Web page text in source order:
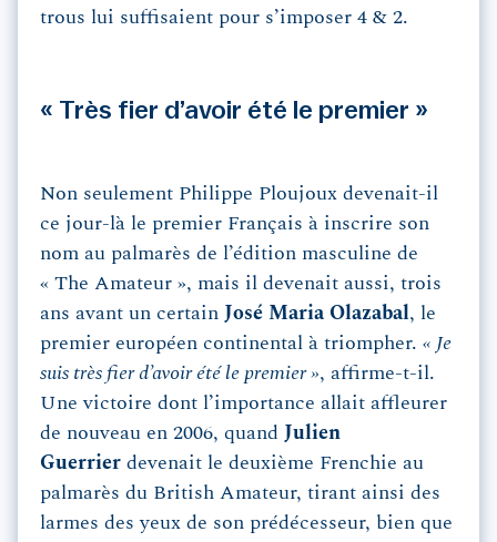
trous lui suffisaient pour s’imposer 4 & 2.
« Très fier d’avoir été le premier »
Non seulement Philippe Ploujoux devenait-il
ce jour-là le premier Français à inscrire son
nom au palmarès de l’édition masculine de
« The Amateur », mais il devenait aussi, trois
ans avant un certain José Maria Olazabal, le
premier européen continental à triompher. « Je
suis très fier d’avoir été le premier », affirme-t-il.
Une victoire dont l’importance allait affleurer
de nouveau en 2006, quand Julien
Guerrier devenait le deuxième Frenchie au
palmarès du British Amateur, tirant ainsi des
larmes des yeux de son prédécesseur, bien que